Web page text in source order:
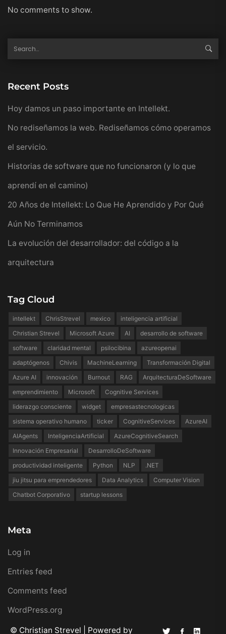
No comments to show.
Recent Posts
Hoy damos un paso importante en Intellekt.
No rediseñamos la web. Rediseñamos cómo operamos
el servicio.
Historias de software que no funcionaron (y lo que
aprendí en el camino)
20 Años de Intellekt: Lo Que He Aprendido y Por Qué
Aún No Terminamos
La evolución del desarrollador: del código a la
arquitectura
Tag Cloud
intellekt ChrisStrevel mexico
inteligencia artificial
Christian Strevel
Microsoft Azure AI
desarrollo de software
software
claridad mental psilocibina
azureopenai
adaptógenos
Chivis MachineLearning
Transformación Digital
Azure AI
innovación Burnout RAG
ArquitecturaDeSoftware
emprendimiento
Microsoft
Cognitive Services
liderazgo consciente
widget
empresastecnologicas
sistema operativo humano
ticker CognitiveServices
AzureAI
AIAgents
InteligenciaArtificial
AzureCognitiveSearch
Innovación Empresarial
DesarrolloDeSoftware
productividad inteligente
Python NLP
.NET
jiu jitsu para emprendedores
Data Analytics
Computer Vision
Chatbot Corporativo
startup lessons
Meta
Log in
Entries feed
Comments feed
WordPress.org
© Christian Strevel | Powered by